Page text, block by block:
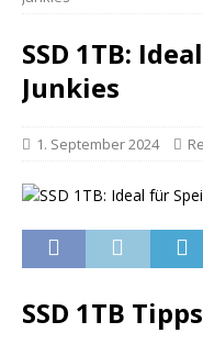
SSD 1TB:
Junkies
1. September 2024
SSD 1TB Tipps